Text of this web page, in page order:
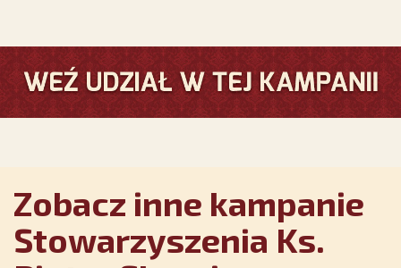
Zobacz inne kampanie
Stowarzyszenia Ks.